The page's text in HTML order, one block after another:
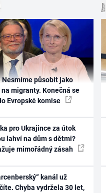
Nesmíme působit jako
migranty. Konečná se
Evropské komise
pro Ukrajince za útok
lahví na dům s dětmi?
mimořádný zásah
kanál už
Chyba vydržela 30 let,